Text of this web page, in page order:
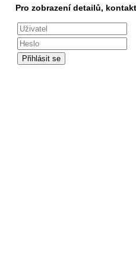
Pro zobrazení detailů,